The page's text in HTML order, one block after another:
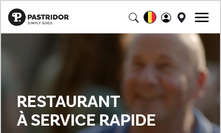
RESTAURANT
À SERVICE RAPIDE